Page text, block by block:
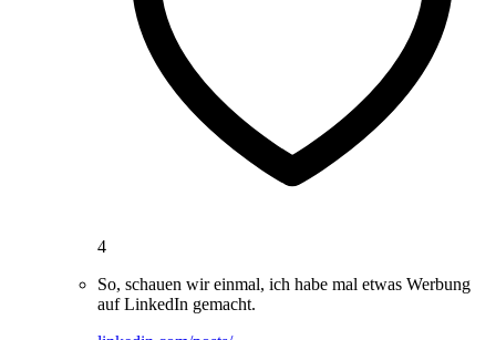
4
So, schauen wir einmal, ich habe mal etwas Werbung
auf LinkedIn gemacht.